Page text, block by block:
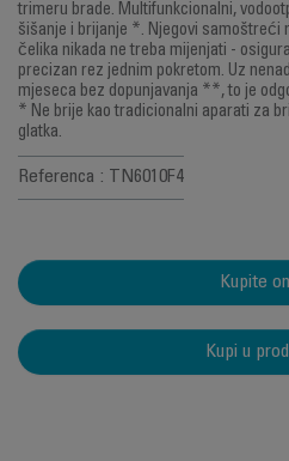
trimeru brade. Multifunkcionalni,
šišanje i brijanje *. Njegovi samoštreći
čelika nikada ne treba mijenjati -
precizan rez jednim pokretom. Uz
mjeseca bez dopunjavanja **, to je
* Ne brije kao tradicionalni aparati za
glatka.
Referenca : TN6010F4
Kupite
Kupi u